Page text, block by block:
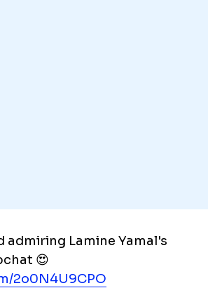
admiring Lamine Yamal's
😍
2o0N4U9CPO